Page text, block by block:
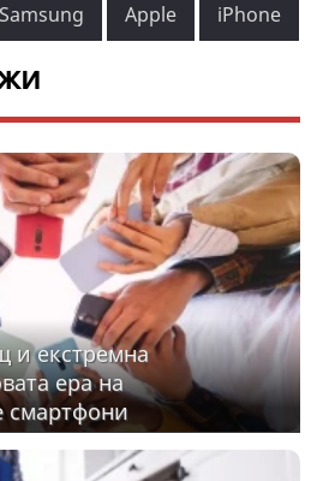
Samsung Apple iPhone
и екстремна
ера на
смартфони